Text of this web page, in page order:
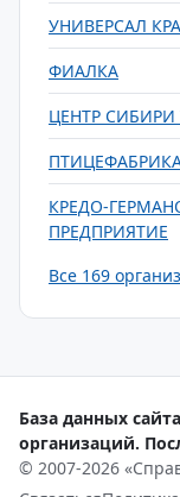
УНИВЕРСАЛ
ФИАЛКА
ЦЕНТР СИБИРИ
КРЕДО-
ПРЕДПРИЯТИЕ
Все 169
База данных
организаций.
© 2007-2026